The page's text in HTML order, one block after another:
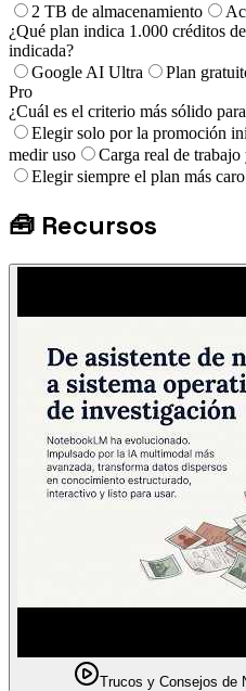
2 TB de almacenamiento
¿Qué plan indica 1.000 créditos
indicada?
Google AI Ultra
Plan
Pro
¿Cuál es el criterio más sólido
Elegir solo por la promoción
medir uso
Carga real de
Elegir siempre el plan más caro
🧰 Recursos
Trucos y Consejos de